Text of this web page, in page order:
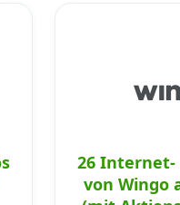
26 Internet-
von Wingo